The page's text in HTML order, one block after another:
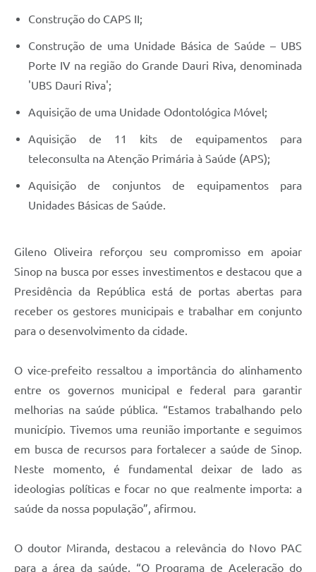
Construção do CAPS II;
Construção de uma Unidade Básica de Saúde – UBS
Porte IV na região do Grande Dauri Riva, denominada
'UBS Dauri Riva';
Aquisição de uma Unidade Odontológica Móvel;
Aquisição de 11 kits de equipamentos para
teleconsulta na Atenção Primária à Saúde (APS);
Aquisição de conjuntos de equipamentos para
Unidades Básicas de Saúde.
Gileno Oliveira reforçou seu compromisso em apoiar
Sinop na busca por esses investimentos e destacou que a
Presidência da República está de portas abertas para
receber os gestores municipais e trabalhar em conjunto
para o desenvolvimento da cidade.
O vice-prefeito ressaltou a importância do alinhamento
entre os governos municipal e federal para garantir
melhorias na saúde pública. “Estamos trabalhando pelo
município. Tivemos uma reunião importante e seguimos
em busca de recursos para fortalecer a saúde de Sinop.
Neste momento, é fundamental deixar de lado as
ideologias políticas e focar no que realmente importa: a
saúde da nossa população”, afirmou.
O doutor Miranda, destacou a relevância do Novo PAC
para a área da saúde. “O Programa de Aceleração do